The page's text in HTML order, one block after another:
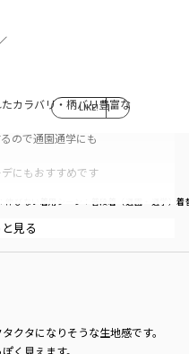
LIKE! 1
：伸びない 着用シーン ：普段着（通園・通学）着
クタになりそうな生地感です。
く見えます。
カラバリ・柄バリ豊富な
ので通園通学にも
にもおすすめです
ーヨン生地
生地
見る